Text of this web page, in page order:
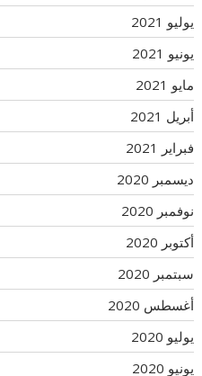
يوليو 2021
يونيو 2021
مايو 2021
أبريل 2021
فبراير 2021
ديسمبر 2020
نوفمبر 2020
أكتوبر 2020
سبتمبر 2020
أغسطس 2020
يوليو 2020
يونيو 2020